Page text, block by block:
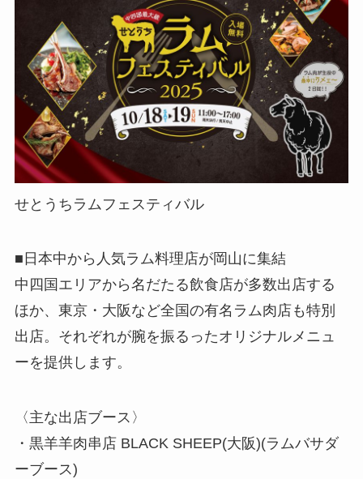
せとうちラムフェスティバル
■日本中から人気ラム料理店が岡山に集結
中四国エリアから名だたる飲食店が多数出店する
ほか、東京・大阪など全国の有名ラム肉店も特別
出店。それぞれが腕を振るったオリジナルメニュ
ーを提供します。
〈主な出店ブース〉
・黒羊羊肉串店 BLACK SHEEP(大阪)(ラムバサダ
ーブース)